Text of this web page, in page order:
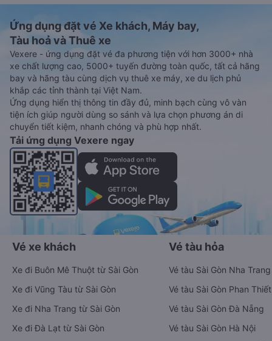
Ứng dụng đặt vé Xe khách, Máy bay,
Tàu hoả và Thuê xe
Vexere - ứng dụng đặt vé đa phương tiện với hơn 3000+ nhà
xe chất lượng cao, 5000+ tuyến đường toàn quốc, tất cả hãng
bay và hãng tàu cùng dịch vụ thuê xe máy, xe du lịch phủ
khắp các tỉnh thành tại Việt Nam.
Ứng dụng hiển thị thông tin đầy đủ, minh bạch cùng vô vàn
tiện ích giúp người dùng so sánh và lựa chọn phương án di
chuyển tiết kiệm, nhanh chóng và phù hợp nhất.
Tải ứng dụng Vexere ngay
Vé xe khách
Xe đi Buôn Mê Thuột từ Sài Gòn
Xe đi Vũng Tàu từ Sài Gòn
Xe đi Nha Trang từ Sài Gòn
Xe đi Đà Lạt từ Sài Gòn
Vé tàu hỏa
Vé tàu Sài Gòn Nha Trang
Vé tàu Sài Gòn Phan Thiết
Vé tàu Sài Gòn Đà Nẵng
Vé tàu Sài Gòn Hà Nội